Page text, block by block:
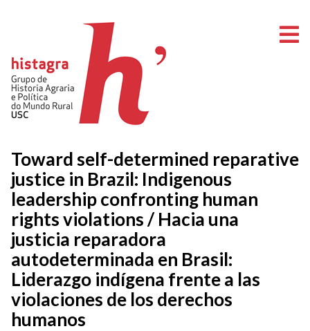
Toward self-determined reparative
justice in Brazil: Indigenous
leadership confronting human
rights violations / Hacia una
justicia reparadora
autodeterminada en Brasil:
Liderazgo indígena frente a las
violaciones de los derechos
humanos